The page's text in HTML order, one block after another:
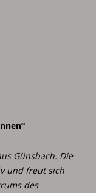
Günsbach. Die
und freut sich
des